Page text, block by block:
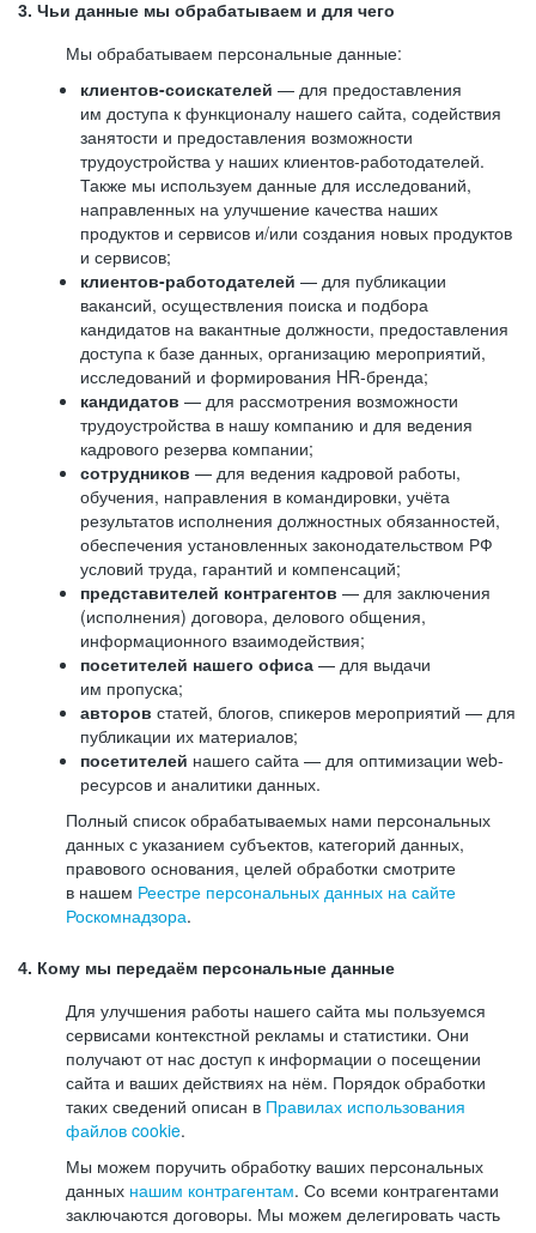
3. Чьи данные мы обрабатываем и для чего
Мы обрабатываем персональные данные:
клиентов-соискателей — для предоставления
им доступа к функционалу нашего сайта, содействия
занятости и предоставления возможности
трудоустройства у наших клиентов-работодателей.
Также мы используем данные для исследований,
направленных на улучшение качества наших
продуктов и сервисов и/или создания новых продуктов
и сервисов;
клиентов-работодателей — для публикации
вакансий, осуществления поиска и подбора
кандидатов на вакантные должности, предоставления
доступа к базе данных, организацию мероприятий,
исследований и формирования HR-бренда;
кандидатов — для рассмотрения возможности
трудоустройства в нашу компанию и для ведения
кадрового резерва компании;
сотрудников — для ведения кадровой работы,
обучения, направления в командировки, учёта
результатов исполнения должностных обязанностей,
обеспечения установленных законодательством РФ
условий труда, гарантий и компенсаций;
представителей контрагентов — для заключения
(исполнения) договора, делового общения,
информационного взаимодействия;
посетителей нашего офиса — для выдачи
им пропуска;
авторов статей, блогов, спикеров мероприятий — для
публикации их материалов;
посетителей нашего сайта — для оптимизации web-
ресурсов и аналитики данных.
Полный список обрабатываемых нами персональных
данных с указанием субъектов, категорий данных,
правового основания, целей обработки смотрите
в нашем Реестре персональных данных на сайте
Роскомнадзора.
4. Кому мы передаём персональные данные
Для улучшения работы нашего сайта мы пользуемся
сервисами контекстной рекламы и статистики. Они
получают от нас доступ к информации о посещении
сайта и ваших действиях на нём. Порядок обработки
таких сведений описан в Правилах использования
файлов cookie.
Мы можем поручить обработку ваших персональных
данных нашим контрагентам. Со всеми контрагентами
заключаются договоры. Мы можем делегировать часть